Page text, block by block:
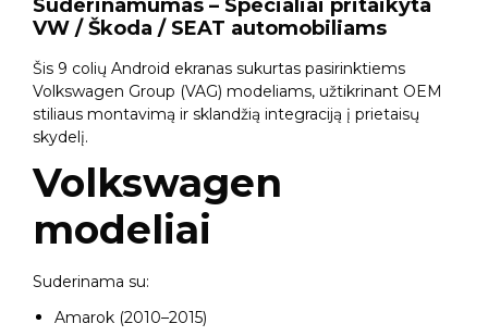
Suderinamumas – Specialiai pritaikyta
VW / Škoda / SEAT automobiliams
Šis 9 colių Android ekranas sukurtas pasirinktiems
Volkswagen Group (VAG) modeliams, užtikrinant OEM
stiliaus montavimą ir sklandžią integraciją į prietaisų
skydelį.
Volkswagen
modeliai
Suderinama su:
Amarok (2010–2015)